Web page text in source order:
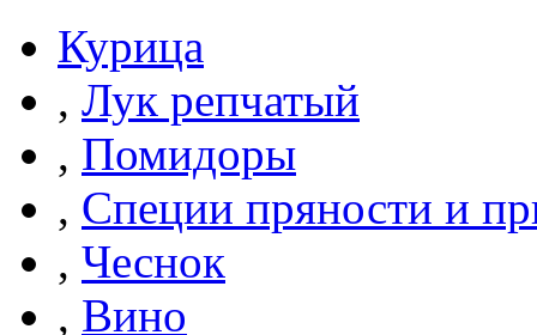
Курица
, Лук репчатый
, Помидоры
, Специи пряности и
, Чеснок
, Вино